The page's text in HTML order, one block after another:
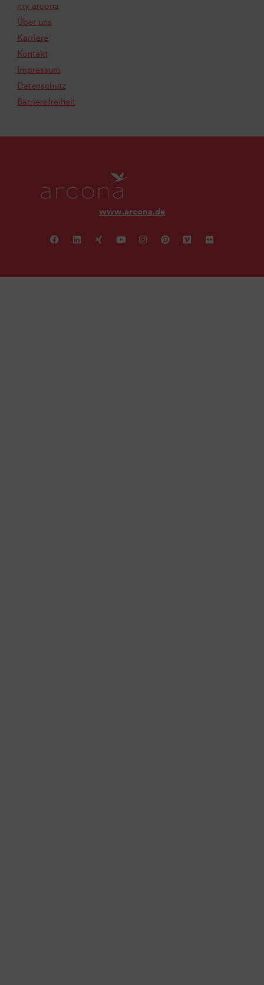
my arcona
Über uns
Karriere
Kontakt
Impressum
Datenschutz
Barrierefreiheit
www.arcona.de